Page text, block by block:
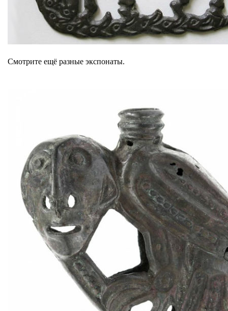
Смотрите ещё разные экспонаты.